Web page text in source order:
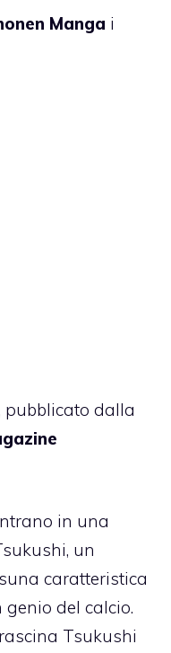
Manga i
pubblicato dalla
in una
un
caratteristica
genio del calcio.
Tsukushi